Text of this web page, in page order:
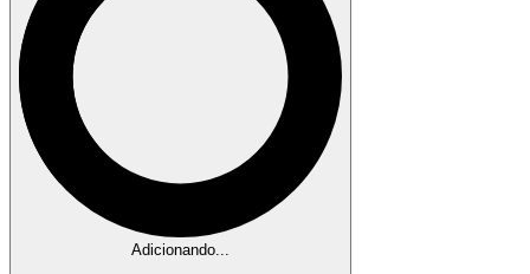
Adicionando...